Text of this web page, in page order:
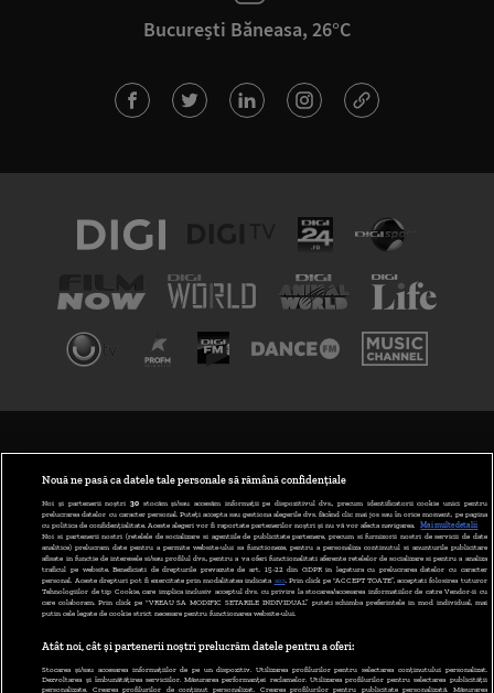
București Băneasa, 26°C
ABONARE DIGI TV
GESTIONAȚI PREFERINȚELE
CODUL DIGI24
CAMERE WEB
CONTACT/INFO
Nouă ne pasă ca datele tale personale să rămână confidențiale
Noi și partenerii noștri 30stocăm și/sau accesăm informații pe dispozitivul dvs., precum identificatorii cookie unici pentru
prelucrarea datelor cu caracter personal. Puteți accepta sau gestiona alegerile dvs. făcând clic mai jos sau în orice moment, pe pagina
cu politica de confidențialitate. Aceste alegeri vor fi raportate partenerilor noștri și nu vă vor afecta navigarea.
Mai multe detalii
Noi si partenerii nostri (retelele de socializare si agentiile de publicitate partenere, precum si furnizorii nostri de servicii de date
analitice) prelucram date pentru a permite website-ului sa functioneze, pentru a personaliza continutul si anunturile publicitare
afisate in functie de interesele si/sau profilul dvs., pentru a va oferi functionalitati aferente retelelor de socializare si pentru a analiza
traficul pe website. Beneficiati de drepturile prevazute de art. 15-22 din GDPR in legatura cu prelucrarea datelor cu caracter
personal. Aceste drepturi pot fi exercitate prin modalitatea indicata aici. Prin click pe “ACCEPT TOATE”, acceptati folosirea tuturor
Tehnologiilor de tip Cookie, care implica inclusiv acceptul dvs. cu privire la stocarea/accesarea informatiilor de catre Vendor-ii cu
care colaboram. Prin click pe “VREAU SA MODIFIC SETARILE INDIVIDUAL” puteti schimba preferintele in mod individual, mai
putin cele legate de cookie strict necesare pentru functionarea website-ului.
Atât noi, cât și partenerii noștri prelucrăm datele pentru a oferi:
Stocarea și/sau accesarea informațiilor de pe un dispozitiv. Utilizarea profilurilor pentru selectarea conținutului personalizat.
Dezvoltarea și îmbunătățirea serviciilor. Măsurarea performanței reclamelor. Utilizarea profilurilor pentru selectarea publicității
personalizate. Crearea profilurilor de conținut personalizat. Crearea profilurilor pentru publicitate personalizată. Măsurarea